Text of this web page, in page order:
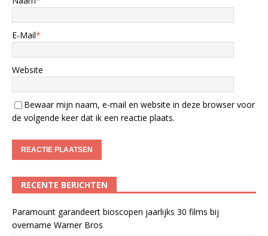
E-Mail*
Website
Bewaar mijn naam, e-mail en website in deze browser voor
de volgende keer dat ik een reactie plaats.
RECENTE BERICHTEN
Paramount garandeert bioscopen jaarlijks 30 films bij
overname Warner Bros